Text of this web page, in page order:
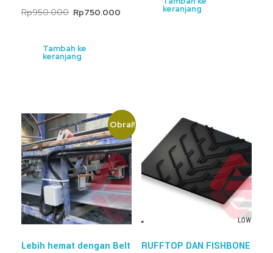
Rp950.000 Rp750.000
Tambah ke
keranjang
keranjang
Obral!
Lebih hemat dengan Belt
RUFFTOP DAN FISHBONE